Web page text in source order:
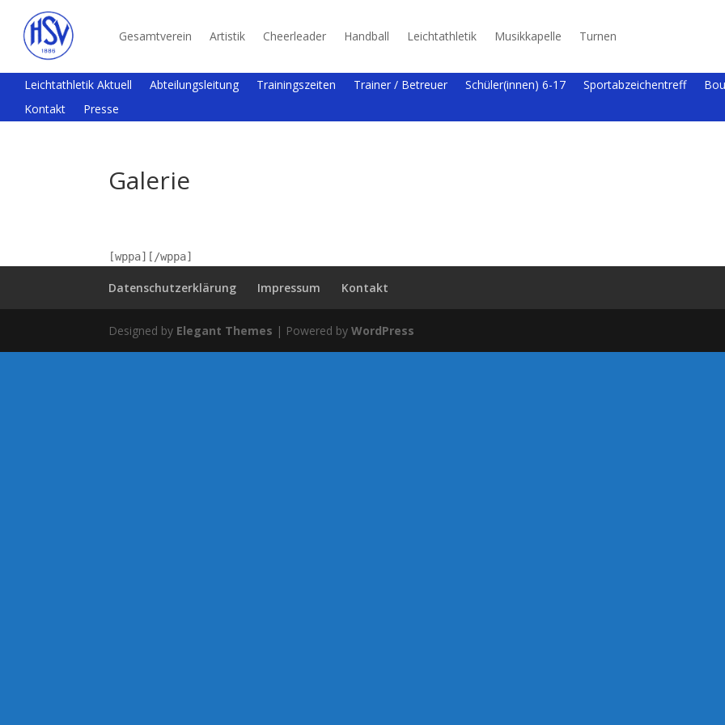
Gesamtverein Artistik Cheerleader Handball Leichtathletik Musikkapelle Turnen
Leichtathletik Aktuell Abteilungsleitung Trainingszeiten Trainer / Betreuer Schüler(innen) 6-17 Sportabzeichentreff
Kontakt
Presse
Galerie
[wppa][/wppa]
Datenschutzerklärung Impressum Kontakt
Designed by Elegant Themes | Powered byWordPress